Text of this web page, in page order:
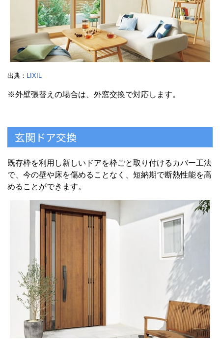
出典： LIXIL
※外壁張替えの場合は、外窓交換で対応します。
玄関ドア交換
既存枠を利用し新しいドアを枠ごと取り付けるカバー工法
で、今の壁や床を傷めることなく、短納期で断熱性能を高
めることができます。